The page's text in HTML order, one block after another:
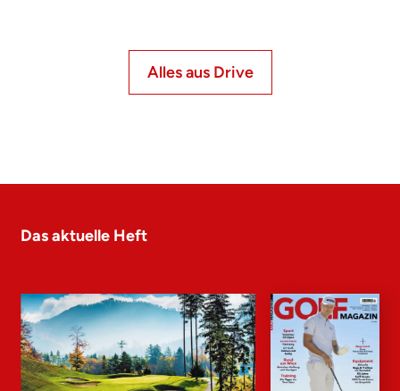
Alles aus Drive
Das aktuelle Heft